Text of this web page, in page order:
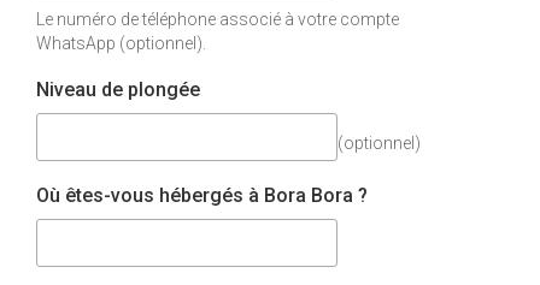
Le numéro de téléphone associé à votre compte
WhatsApp (optionnel).
Niveau de plongée
(optionnel)
Où êtes-vous hébergés à Bora Bora ?